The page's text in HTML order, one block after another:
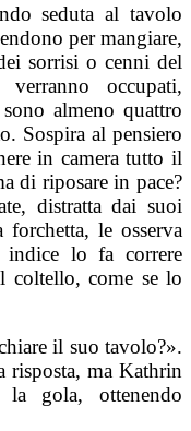
seduta al tavolo
per mangiare,
sorrisi o cenni del
occupati,
almeno quattro
Sospira al pensiero
in camera tutto il
di riposare in pace?
distratta dai suoi
le osserva
lo fa correre
coltello, come se lo
il suo tavolo?».
risposta, ma Kathrin
gola, ottenendo